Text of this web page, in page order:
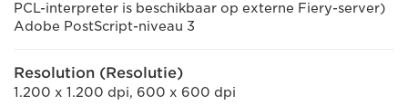
PCL-interpreter is beschikbaar op externe Fiery-server)
Adobe PostScript-niveau 3
Resolution (Resolutie)
1.200 x 1.200 dpi, 600 x 600 dpi